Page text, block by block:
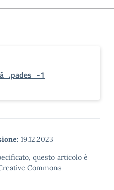
1
19.12.2023
questo articolo è
Commons